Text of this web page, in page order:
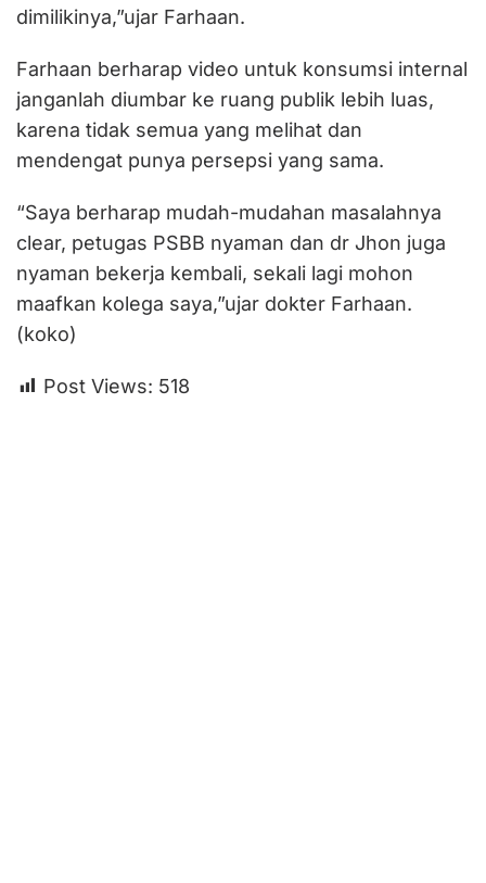
dimilikinya,”ujar Farhaan.
Farhaan berharap video untuk konsumsi internal
janganlah diumbar ke ruang publik lebih luas,
karena tidak semua yang melihat dan
mendengat punya persepsi yang sama.
“Saya berharap mudah-mudahan masalahnya
clear, petugas PSBB nyaman dan dr Jhon juga
nyaman bekerja kembali, sekali lagi mohon
maafkan kolega saya,”ujar dokter Farhaan.
(koko)
Post Views: 518